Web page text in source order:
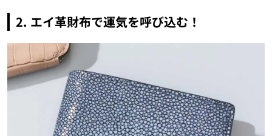
2. エイ革財布で運気を呼び込む！